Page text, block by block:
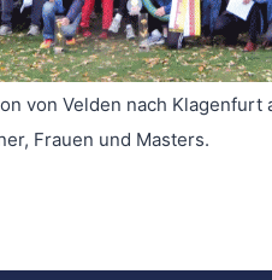
von Velden nach
Frauen und Masters.